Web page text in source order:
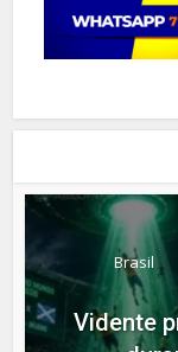
Brasil
Vidente